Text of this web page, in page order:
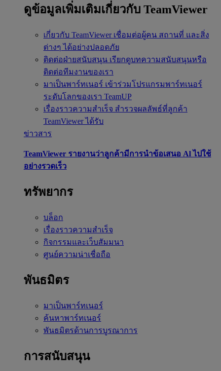
ดูข้อมูลเพิ่มเติมเกี่ยวกับ TeamViewer
เกี่ยวกับ TeamViewer เชื่อมต่อผู้คน สถานที่ และสิ่ง
ต่างๆ ได้อย่างปลอดภัย
ติดต่อฝ่ายสนับสนุน เรียกดูบทความสนับสนุนหรือ
ติดต่อทีมงานของเรา
มาเป็นพาร์ทเนอร์ เข้าร่วมโปรแกรมพาร์ทเนอร์
ระดับโลกของเรา TeamUP
เรื่องราวความสำเร็จ สำรวจผลลัพธ์ที่ลูกค้า
TeamViewer ได้รับ
ข่าวสาร
TeamViewer รายงานว่าลูกค้ามีการนำข้อเสนอ Al ไปใช้
อย่างรวดเร็ว
ทรัพยากร
บล็อก
เรื่องราวความสำเร็จ
กิจกรรมและเว็บสัมมนา
ศูนย์ความน่าเชื่อถือ
พันธมิตร
มาเป็นพาร์ทเนอร์
ค้นหาพาร์ทเนอร์
พันธมิตรด้านการบูรณาการ
การสนับสนุน